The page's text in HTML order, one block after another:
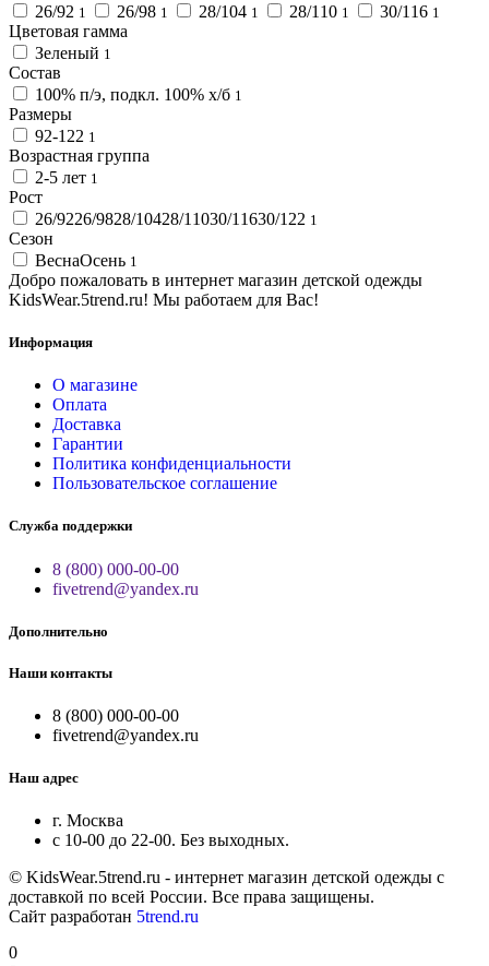
26/92 1 26/98 1 28/104 1 28/110 1 30/116 1
Цветовая гамма
Зеленый 1
Состав
100% п/э, подкл. 100% х/б 1
Размеры
92-122 1
Возрастная группа
2-5 лет 1
Рост
26/9226/9828/10428/11030/11630/122 1
Сезон
ВеснаОсень 1
Добро пожаловать в интернет магазин детской одежды
KidsWear.5trend.ru! Мы работаем для Вас!
Информация
О магазине
Оплата
Доставка
Гарантии
Политика конфиденциальности
Пользовательское соглашение
Служба поддержки
8 (800) 000-00-00
fivetrend@yandex.ru
Дополнительно
Наши контакты
8 (800) 000-00-00
fivetrend@yandex.ru
Наш адрес
г. Москва
с 10-00 до 22-00. Без выходных.
© KidsWear.5trend.ru - интернет магазин детской одежды с
доставкой по всей России. Все права защищены.
Сайт разработан 5trend.ru
0